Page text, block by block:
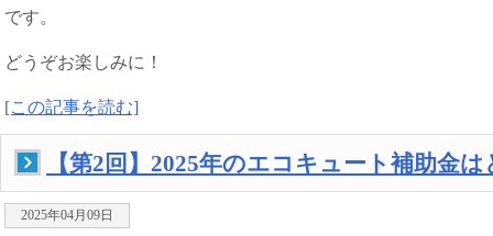
です。
どうぞお楽しみに！
[この記事を読む]
【第2回】2025年のエコキュート補助金
2025年04月09日